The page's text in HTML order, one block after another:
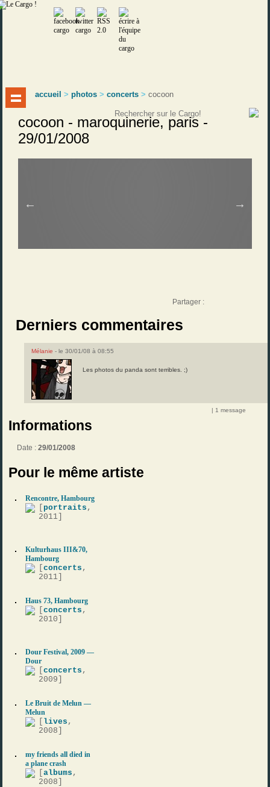
accueil >photos >concerts >cocoon
cocoon - maroquinerie, paris -
29/01/2008
Partager :
Derniers commentaires
Mélanie - le 30/01/08 à 08:55
Les photos du panda sont terribles. ;)
| 1 message
Informations
Date :29/01/2008
Pour le même artiste
Rencontre, Hambourg
portraits ,
2011]
Kulturhaus III&70,
Hambourg
[concerts ,
2011]
Haus 73, Hambourg
[concerts ,
2010]
Dour Festival, 2009 —
Dour
[concerts ,
2009]
Le Bruit de Melun —
Melun
lives ,
2008]
my friends all died in
a plane crash
[albums ,
2008]